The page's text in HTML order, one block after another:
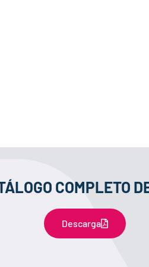
COMPLETO
Descarga